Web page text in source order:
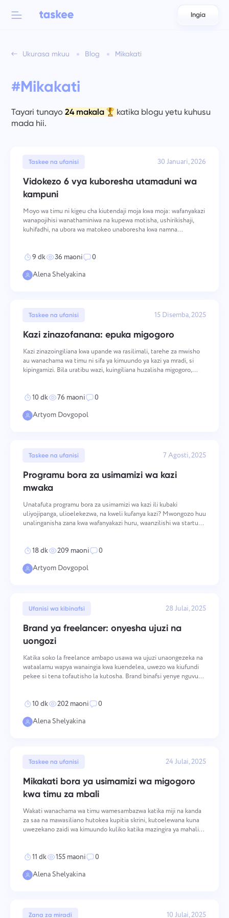
العربية
日本語
Deutsch
English
Italiano
中文 (中国)
Kiswahili
Oʻzbek
ไทย
Türkçe
Tiếng Việt
Ingia
Ukurasa mkuu Blog Mikakati
#Mikakati
Tayari tunayo 24 makala
katika blogu yetu kuhusu
mada hii.
Taskee na ufanisi 30 Januari, 2026
Vidokezo 6 vya kuboresha utamaduni wa
kampuni
Moyo wa timu ni kigeu cha kiutendaji moja kwa moja: wafanyakazi
wanapojihisi wanathaminiwa na kupewa motisha, ushirikishaji,
kuhifadhi, na ubora wa matokeo unaboresha kwa namna
9 dk 36 maoni
0
Alena Shelyakina
Taskee na ufanisi 15 Disemba, 2025
Kazi zinazofanana: epuka migogoro
Kazi zinazoingiliana kwa upande wa rasilimali, tarehe za mwisho
au wanachama wa timu ni sifa ya kimuundo ya kazi ya mradi, si
kipingamizi. Bila uratibu wazi, kuingiliana huzalisha migogoro,
10 dk 76 maoni
0
Artyom Dovgopol
Taskee na ufanisi 7 Agosti, 2025
Programu bora za usimamizi wa kazi
mwaka
Unatafuta programu bora za usimamizi wa kazi ili kubaki
uliyojipanga, ulioelekezwa, na kweli kufanya kazi? Mwongozo huu
unalinganisha zana kwa wafanyakazi huru, waanzilishi wa startup,
18 dk 209 maoni
0
Artyom Dovgopol
Ufanisi wa kibinafsi 28 Julai, 2025
Brand ya freelancer: onyesha ujuzi na
uongozi
Katika soko la freelance ambapo usawa wa ujuzi unaongezeka na
wataalamu wapya wanaingia kwa kuendelea, uwezo wa kiufundi
pekee si tena tofautisho la kutosha. Brand binafsi yenye nguvu
10 dk 202 maoni
0
Alena Shelyakina
Taskee na ufanisi 24 Julai, 2025
Mikakati bora ya usimamizi wa migogoro
kwa timu za mbali
Wakati wanachama wa timu wamesambazwa katika miji na kanda
za saa na mawasiliano hutokea kupitia skrini, kutoelewana kuna
uwezekano zaidi wa kimuundo kuliko katika mazingira ya mahali
11 dk 155 maoni
0
Alena Shelyakina
Zana za miradi 10 Julai, 2025
Vipengele vya Taskee
Tazama vipengele vyote
Wakati wa kufuatilia
Fuatilia wakati wa kazi, angalia wenzako, na ongeza wakati
mwenyewe
Kazi za Uongozaji Timu
kwa kila mradi.
Ubao wa Kanban
Dhibiti kazi kwenye ubao wa Kanban, chuja kazi, na kupima
ubao wako.
Dhibiti habari za mradi (hali/maandiko) na shughuli za timu
Usimamizi wa Kampuni
Unda kampuni, waalike watumiaji, na uweke majukumu ili
kuboresha kazi ya pamoja.
Kwa timu
Sekta